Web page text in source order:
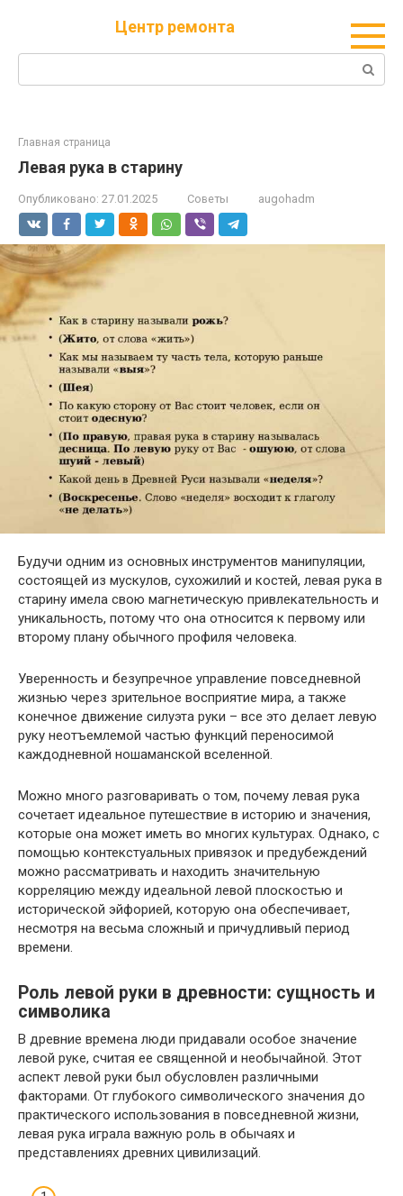
Центр ремонта
Поиск:
Главная страница
Левая рука в старину
Опубликовано: 27.01.2025 Советы augohadm
Будучи одним из основных инструментов манипуляции,
состоящей из мускулов, сухожилий и костей, левая рука в
старину имела свою магнетическую привлекательность и
уникальность, потому что она относится к первому или
второму плану обычного профиля человека.
Уверенность и безупречное управление повседневной
жизнью через зрительное восприятие мира, а также
конечное движение силуэта руки – все это делает левую
руку неотъемлемой частью функций переносимой
каждодневной ношаманской вселенной.
Можно много разговаривать о том, почему левая рука
сочетает идеальное путешествие в историю и значения,
которые она может иметь во многих культурах. Однако, с
помощью контекстуальных привязок и предубеждений
можно рассматривать и находить значительную
корреляцию между идеальной левой плоскостью и
исторической эйфорией, которую она обеспечивает,
несмотря на весьма сложный и причудливый период
времени.
Роль левой руки в древности: сущность и
символика
В древние времена люди придавали особое значение
левой руке, считая ее священной и необычайной. Этот
аспект левой руки был обусловлен различными
факторами. От глубокого символического значения до
практического использования в повседневной жизни,
левая рука играла важную роль в обычаях и
представлениях древних цивилизаций.